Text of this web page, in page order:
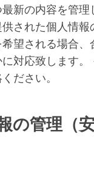
新の内容を管理
された個人情報
望される場合、
に対応致します。
ださい。
の管理（